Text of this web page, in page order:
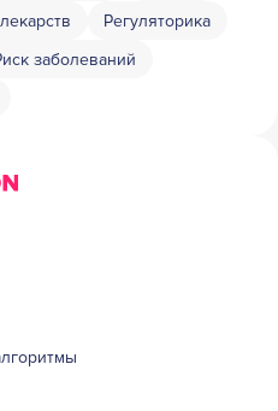
Регуляторика
заболеваний